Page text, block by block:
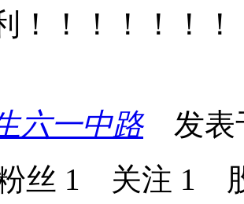
！！！！！！！
六一中路发表
丝 1 关注 1